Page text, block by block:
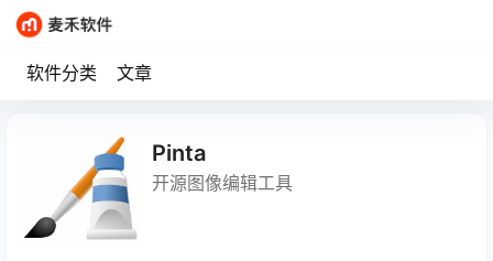
软件分类 文章
Pinta
开源图像编辑工具